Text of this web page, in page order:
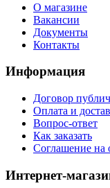
О магазине
Вакансии
Документы
Контакты
Информация
Договор
Оплата и
Вопрос-ответ
Как заказать
Соглашение на
Интернет-